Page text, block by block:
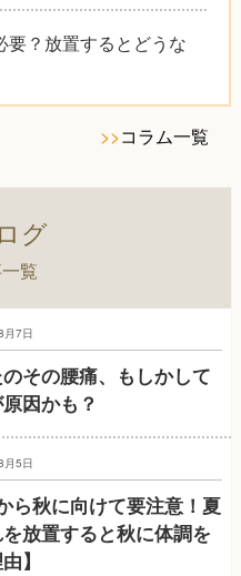
？放置するとどうな
>>コラム一覧
グ
覧
その腰痛、もしかして
因かも？
月7日
ら秋に向けて要注意！夏
放置すると秋に体調を
】
月5日